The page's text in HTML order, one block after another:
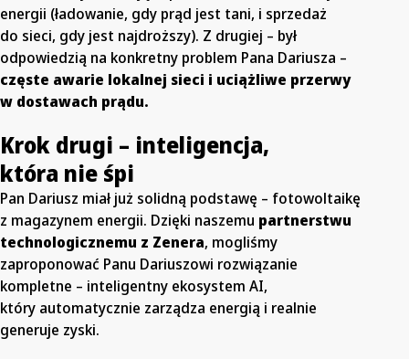
energii (ładowanie, gdy prąd jest tani, i sprzedaż
do sieci, gdy jest najdroższy). Z drugiej – był
odpowiedzią na konkretny problem Pana Dariusza –
częste awarie lokalnej sieci i uciążliwe przerwy
w dostawach prądu.
Krok drugi – inteligencja,
która nie śpi
Pan Dariusz miał już solidną podstawę – fotowoltaikę
z magazynem energii. Dzięki naszemu partnerstwu
technologicznemu z Zenera, mogliśmy
zaproponować Panu Dariuszowi rozwiązanie
kompletne – inteligentny ekosystem AI,
który automatycznie zarządza energią i realnie
generuje zyski.